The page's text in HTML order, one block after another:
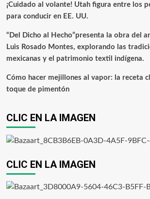
¡Cuidado al volante! Utah figura entre los
para conducir en EE. UU.
“Del Dicho al Hecho”presenta la obra del
Luis Rosado Montes, explorando las
mexicanas y el patrimonio textil indígena.
Cómo hacer mejillones al vapor: la receta
toque de pimentón
CLIC EN LA IMAGEN
CLIC EN LA IMAGEN